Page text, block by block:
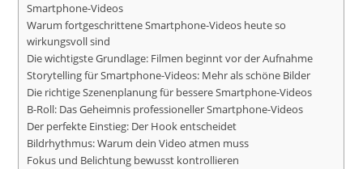
Smartphone-Videos
Warum fortgeschrittene Smartphone-Videos heute so
wirkungsvoll sind
Die wichtigste Grundlage: Filmen beginnt vor der Aufnahme
Storytelling für Smartphone-Videos: Mehr als schöne Bilder
Die richtige Szenenplanung für bessere Smartphone-Videos
B-Roll: Das Geheimnis professioneller Smartphone-Videos
Der perfekte Einstieg: Der Hook entscheidet
Bildrhythmus: Warum dein Video atmen muss
Fokus und Belichtung bewusst kontrollieren